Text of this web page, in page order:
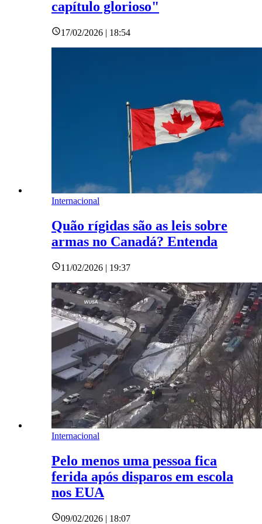
capítulo glorioso"
17/02/2026 | 18:54
Internacional
Quão rígidas são as leis sobre
armas no Canadá? Entenda
11/02/2026 | 19:37
Internacional
Pelo menos uma pessoa fica
ferida após disparos em escola
nos EUA
09/02/2026 | 18:07